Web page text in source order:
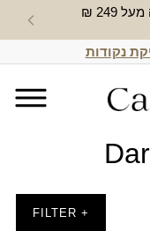
249 ₪ חדש
נקודות
+ FILTER